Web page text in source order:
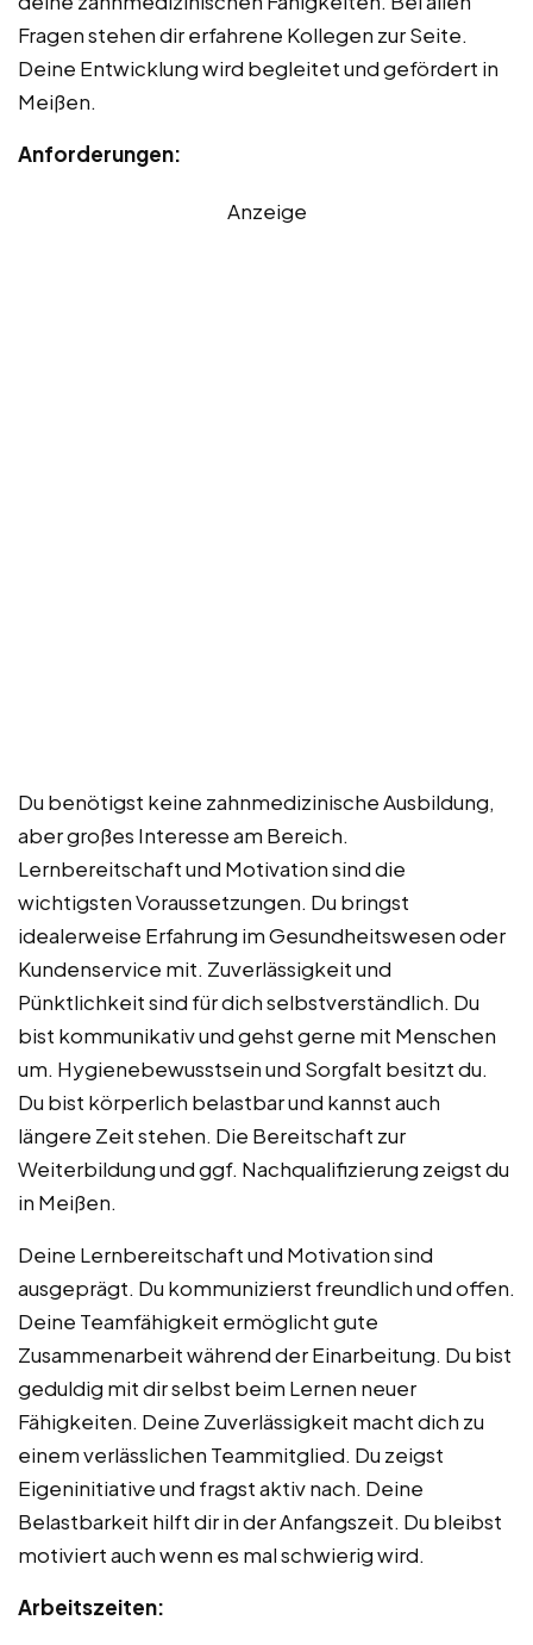
Fragen stehen dir erfahrene Kollegen zur Seite.
Deine Entwicklung wird begleitet und gefördert in
Meißen.
Anforderungen:
Anzeige
Du benötigst keine zahnmedizinische Ausbildung,
aber großes Interesse am Bereich.
Lernbereitschaft und Motivation sind die
wichtigsten Voraussetzungen. Du bringst
idealerweise Erfahrung im Gesundheitswesen oder
Kundenservice mit. Zuverlässigkeit und
Pünktlichkeit sind für dich selbstverständlich. Du
bist kommunikativ und gehst gerne mit Menschen
um. Hygienebewusstsein und Sorgfalt besitzt du.
Du bist körperlich belastbar und kannst auch
längere Zeit stehen. Die Bereitschaft zur
Weiterbildung und ggf. Nachqualifizierung zeigst du
in Meißen.
Deine Lernbereitschaft und Motivation sind
ausgeprägt. Du kommunizierst freundlich und offen.
Deine Teamfähigkeit ermöglicht gute
Zusammenarbeit während der Einarbeitung. Du bist
geduldig mit dir selbst beim Lernen neuer
Fähigkeiten. Deine Zuverlässigkeit macht dich zu
einem verlässlichen Teammitglied. Du zeigst
Eigeninitiative und fragst aktiv nach. Deine
Belastbarkeit hilft dir in der Anfangszeit. Du bleibst
motiviert auch wenn es mal schwierig wird.
Arbeitszeiten: